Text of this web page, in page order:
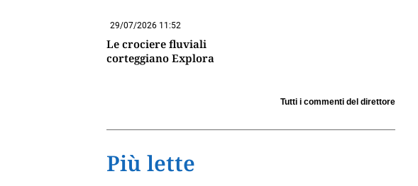
29/07/2026 11:52
Le crociere fluviali
corteggiano Explora
Tutti i commenti del direttore
Più lette